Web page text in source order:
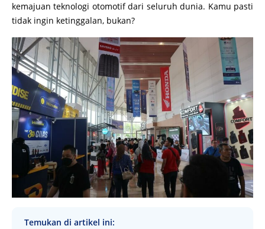
kemajuan teknologi otomotif dari seluruh dunia. Kamu pasti
tidak ingin ketinggalan, bukan?
Temukan di artikel ini: